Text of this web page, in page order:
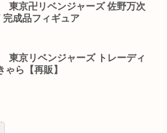
東京卍リベンジャーズ 佐野万次
完成品フィギュア
東京リベンジャーズ トレーディ
ゃら【再販】